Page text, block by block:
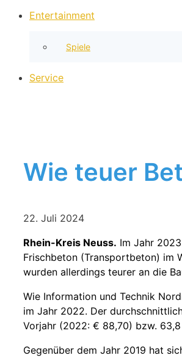
Entertainment
Spiele
Service
Wie teuer
22. Juli 2024
Rhein-Kreis Neuss. Im Jahr
Frischbeton (Transportbeton) im
wurden allerdings teurer an die
Wie Information und Technik
im Jahr 2022. Der
Vorjahr (2022: € 88,70) bzw.
Gegenüber dem Jahr 2019 hat